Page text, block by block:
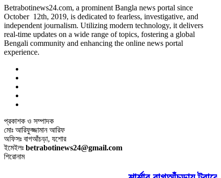
Betrabotinews24.com, a prominent Bangla news portal since
October 12th, 2019, is dedicated to fearless, investigative, and
independent journalism. Utilizing modern technology, it delivers
real-time updates on a wide range of topics, fostering a global
Bengali community and enhancing the online news portal
experience.
প্রকাশক ও সম্পাদক
মোঃ আরিফুজ্জামান আরিফ
অফিসঃ বাগআঁচড়া, যশোর
ইমেইলঃ betrabotinews24@gmail.com
শিরোনাম